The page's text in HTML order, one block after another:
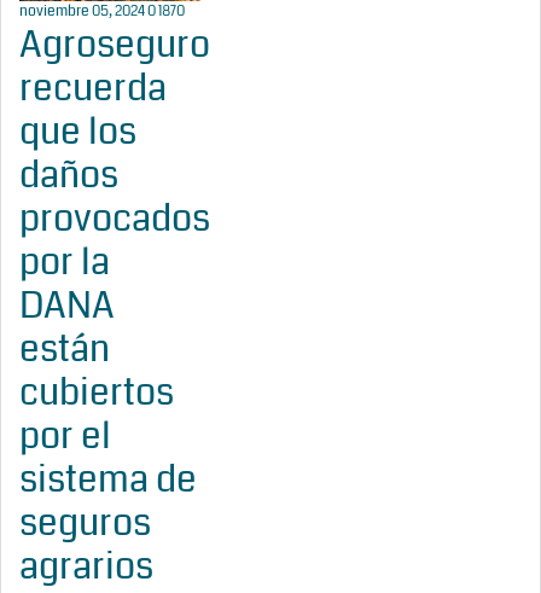
noviembre 05, 202401870
Agroseguro
recuerda
que los
daños
provocados
por la
DANA
están
cubiertos
por el
sistema de
seguros
agrarios